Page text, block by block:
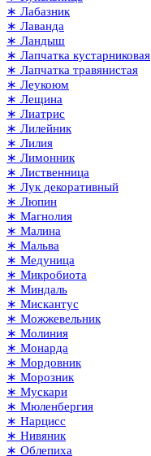
∗ Лабазник
∗ Лаванда
∗ Ландыш
∗ Лапчатка кустарниковая
∗ Лапчатка травянистая
∗ Леукоюм
∗ Лещина
∗ Лиатрис
∗ Лилейник
∗ Лилия
∗ Лимонник
∗ Лиственница
∗ Лук декоративный
∗ Люпин
∗ Магнолия
∗ Малина
∗ Мальва
∗ Медуница
∗ Микробиота
∗ Миндаль
∗ Мискантус
∗ Можжевельник
∗ Молиния
∗ Монарда
∗ Мордовник
∗ Морозник
∗ Мускари
∗ Мюленбергия
∗ Нарцисс
∗ Нивяник
∗ Облепиха